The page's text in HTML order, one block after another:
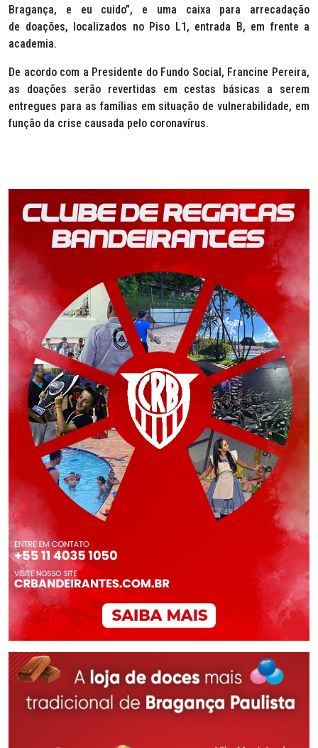
Bragança, e eu cuido”, e uma caixa para arrecadação
de doações, localizados no Piso L1, entrada B, em frente a
academia.
De acordo com a Presidente do Fundo Social, Francine Pereira,
as doações serão revertidas em cestas básicas a serem
entregues para as famílias em situação de vulnerabilidade, em
função da crise causada pelo coronavírus.